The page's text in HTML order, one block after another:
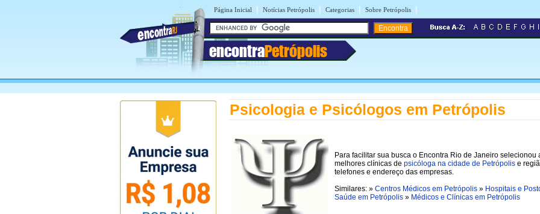
Página Inicial | Notícias Petrópolis | Categorias | Sobre Petrópolis |
encontraPetrópolis
Psicologia e Psicólogos em Petrópolis
Para facilitar sua busca o Encontra Rio de Janeiro selecionou
melhores clínicas de psicóloga na cidade de Petrópolis e
telefones e endereço das empresas.
Similares: » Centros Médicos em Petrópolis » Hospitais e
Saúde em Petrópolis » Médicos e Clínicas em Petrópolis